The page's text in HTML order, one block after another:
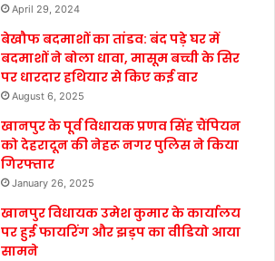
April 29, 2024
बेखौफ बदमाशों का तांडव: बंद पड़े घर में
बदमाशों ने बोला धावा, मासूम बच्ची के सिर
पर धारदार हथियार से किए कई वार
August 6, 2025
खानपुर के पूर्व विधायक प्रणव सिंह चैंपियन
को देहरादून की नेहरू नगर पुलिस ने किया
गिरफ्तार
January 26, 2025
खानपुर विधायक उमेश कुमार के कार्यालय
पर हुई फायरिंग और झड़प का वीडियो आया
सामने